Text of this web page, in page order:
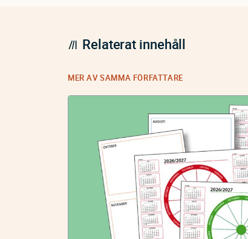
Relaterat innehåll
MER AV SAMMA FÖRFATTARE